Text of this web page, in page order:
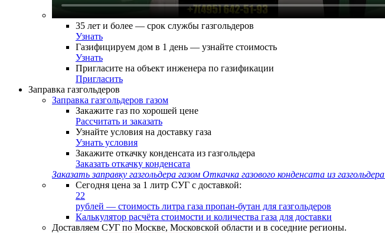
35 лет и более — срок службы газгольдеров
Узнать
Газифицируем дом в 1 день — узнайте стоимость
Узнать
Пригласите на объект инженера по газификации
Пригласить
Заправка газгольдеров
Заправка газгольдеров газом
Закажите газ по хорошей цене
Рассчитать и заказать
Узнайте условия на доставку газа
Узнать условия
Закажите откачку конденсата из газгольдера
Заказать откачку конденсата
Заказать заправку газгольдера газом Откачка газового конденсата из газгольдера
Сегодня цена за 1 литр СУГ с доставкой:
22
рублей — стоимость литра газа пропан-бутан для газгольдеров
Калькулятор расчёта стоимости и количества газа для доставки
Доставляем СУГ по Москве, Московской области и в соседние регионы.